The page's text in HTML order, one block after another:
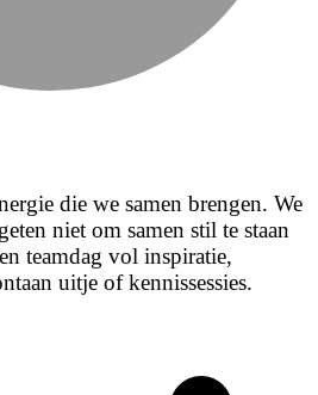
die we samen brengen. We
niet om samen stil te staan
teamdag vol inspiratie,
uitje of kennissessies.